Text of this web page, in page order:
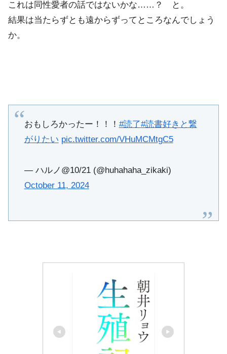
これは同性愛者の話ではないかな……？ と。
結果は当たらずとも遠からずってところなんでしょう
か。
おもしろかったー！！！ #読了#読書好きと繋
がりたい pic.twitter.com/VHuMCMtgC5
— ハルノ@10/21 (@huhahaha_zikaki)
October 11, 2024